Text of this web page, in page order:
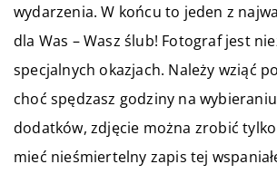
wydarzenia. W końcu to jeden z
dla Was – Wasz ślub! Fotograf jest
specjalnych okazjach. Należy wziąć
choć spędzasz godziny na
dodatków, zdjęcie można zrobić tylko
mieć nieśmiertelny zapis tej